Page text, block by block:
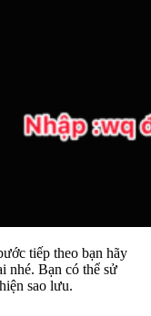
tiếp theo bạn hãy
nhé. Bạn có thể sử
sao lưu.